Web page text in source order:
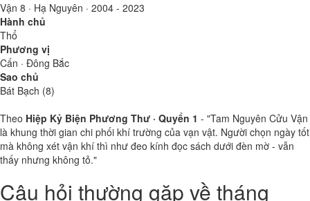
Vận 8 · Hạ Nguyên · 2004 - 2023
Hành chủ
Thổ
Phương vị
Cấn · Đông Bắc
Sao chủ
Bát Bạch (8)
Theo Hiệp Kỷ Biện Phương Thư · Quyển 1 - "Tam Nguyên Cửu Vận
là khung thời gian chi phối khí trường của vạn vật. Người chọn ngày tốt
mà không xét vận khí thì như đeo kính đọc sách dưới đèn mờ - vẫn
thấy nhưng không tỏ."
Câu hỏi thường gặp về tháng